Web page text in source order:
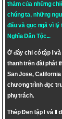
thảm của những
chúng ta, những
đấu và gục ngã vì
Nghĩa Dân Tộc...
Ở đây chỉ có tập I
thanh trên đài phát
San Jose,
chương trình đọc
phụ trách.
Thép Đen tập I và II